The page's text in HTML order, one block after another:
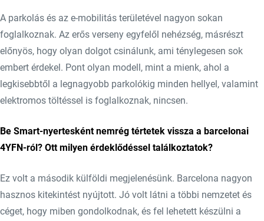
A parkolás és az e-mobilitás területével nagyon sokan
foglalkoznak. Az erős verseny egyfelől nehézség, másrészt
előnyös, hogy olyan dolgot csinálunk, ami ténylegesen sok
embert érdekel. Pont olyan modell, mint a mienk, ahol a
legkisebbtől a legnagyobb parkolókig minden hellyel, valamint
elektromos töltéssel is foglalkoznak, nincsen.
Be Smart-nyertesként nemrég tértetek vissza a barcelonai
4YFN-ról? Ott milyen érdeklődéssel találkoztatok?
Ez volt a második külföldi megjelenésünk. Barcelona nagyon
hasznos kitekintést nyújtott. Jó volt látni a többi nemzetet és
céget, hogy miben gondolkodnak, és fel lehetett készülni a